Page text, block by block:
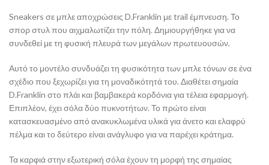
Sneakers σε μπλε αποχρώσεις D.Franklin με trail έμπνευση. Το
σπορ στυλ που αιχμαλωτίζει την πόλη. Δημιουργήθηκε για να
συνδεθεί με τη φυσική πλευρά των μεγάλων πρωτευουσών.
Αυτό το μοντέλο συνδυάζει τη φυσικότητα των μπλε τόνων σε ένα
σχέδιο που ξεχωρίζει για τη μοναδικότητά του. Διαθέτει σημαία
D.Franklin στο πλάι και βαμβακερά κορδόνια για τέλεια εφαρμογή.
Επιπλέον, έχει σόλα δύο πυκνοτήτων. Το πρώτο είναι
κατασκευασμένο από ανακυκλωμένα υλικά για άνετο και ελαφρύ
πέλμα και το δεύτερο είναι ανάγλυφο για να παρέχει κράτημα.
Τα καρφιά στην εξωτερική σόλα έχουν τη μορφή της σημαίας